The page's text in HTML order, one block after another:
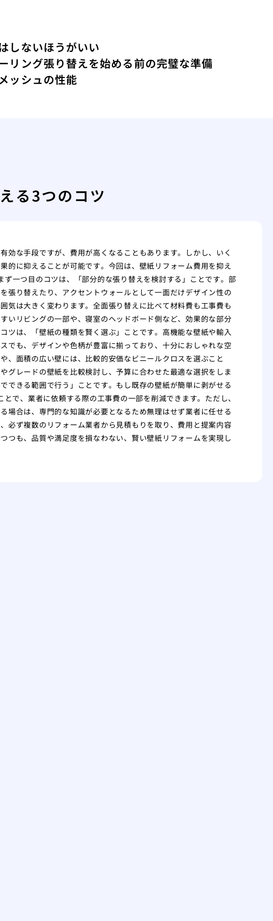
しないほうがいい
リング張り替えを始める前の完璧な準備
ッシュの性能
る3つのコツ
効な手段ですが、費用が高くなることもあります。しかし、いく
的に抑えることが可能です。今回は、壁紙リフォーム費用を抑え
一つ目のコツは、「部分的な張り替えを検討する」ことです。部
張り替えたり、アクセントウォールとして一面だけデザイン性の
気は大きく変わります。全面張り替えに比べて材料費も工事費も
いリビングの一部や、寝室のヘッドボード側など、効果的な部分
ツは、「壁紙の種類を賢く選ぶ」ことです。高機能な壁紙や輸入
でも、デザインや色柄が豊富に揃っており、十分におしゃれな空
、面積の広い壁には、比較的安価なビニールクロスを選ぶこと
グレードの壁紙を比較検討し、予算に合わせた最適な選択をしま
できる範囲で行う」ことです。もし既存の壁紙が簡単に剥がせる
で、業者に依頼する際の工事費の一部を削減できます。ただし、
場合は、専門的な知識が必要となるため無理はせず業者に任せる
必ず複数のリフォーム業者から見積もりを取り、費用と提案内容
つも、品質や満足度を損なわない、賢い壁紙リフォームを実現し